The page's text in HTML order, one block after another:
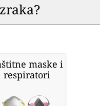
maske i
respiratori